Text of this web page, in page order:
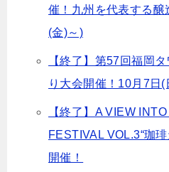
催！九州を代表する醸
(金)～)
【終了】第57回福岡
り大会開催！10月7日
【終了】A VIEW
FESTIVAL VOL.3“珈
開催！